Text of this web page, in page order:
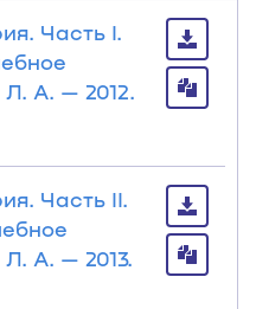
Часть I.
А. — 2012.
Часть II.
А. — 2013.